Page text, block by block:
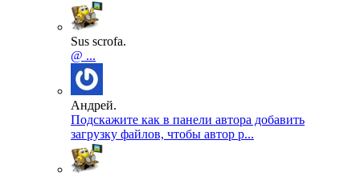
Sus scrofa.
@ ...
Андрей.
Подскажите как в панели автора добавить
загрузку файлов, чтобы автор р...